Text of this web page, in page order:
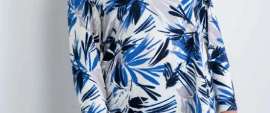
Bas/Chaussettes